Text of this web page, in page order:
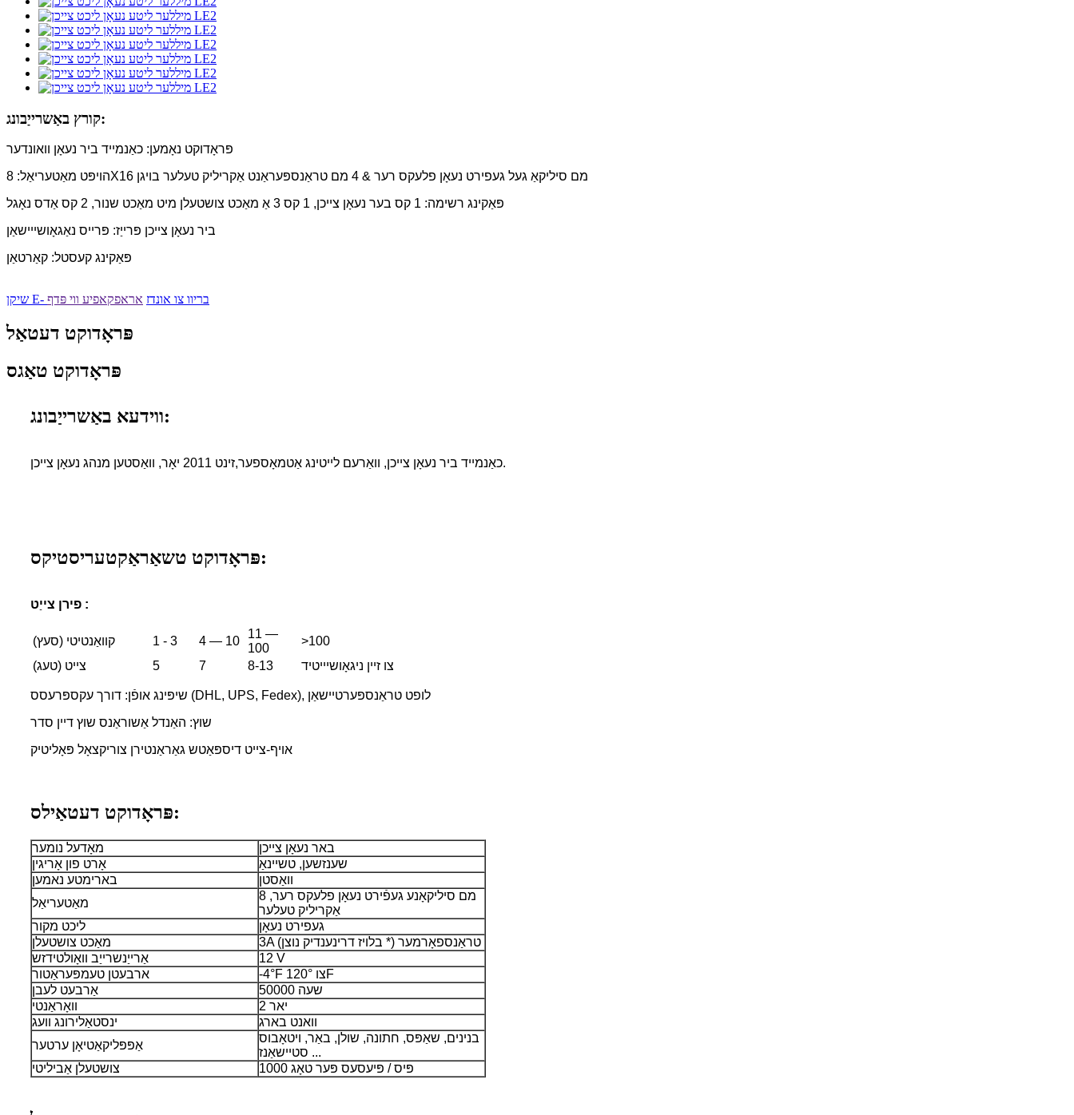
קורץ באַשרייַבונג:
פּראָדוקט נאָמען: כאַנמייד ביר נעאָן וואונדער
הויפּט מאַטעריאַל: 8X16 מם סיליקאַ געל געפירט נעאָן פלעקס רער & 4 מם טראַנספּעראַנט אַקריליק טעלער בויגן
פּאַקינג רשימה: 1 קס בער נעאָן צייכן, 1 קס 3 אַ מאַכט צושטעלן מיט מאַכט שנור, 2 קס אַדס נאָגל
ביר נעאָן צייכן פּרייַז: פּרייס נאַגאָושייישאַן
פּאַקינג קעסטל: קאַרטאַן
שיקן E- בריוו צו אונדז אראפקאפיע ווי פּדף
פּראָדוקט דעטאַל
פּראָדוקט טאַגס
ווידעא באַשרייַבונג:
כאַנמייד ביר נעאָן צייכן, וואַרעם לייטינג אַטמאָספער,זינט 2011 יאָר, וואַסטען מנהג נעאָן צייכן.
פּראָדוקט טשאַראַקטעריסטיקס:
פירן צייַט :
קוואַנטיטי (סעץ) 1 - 3 4 — 10
11 —
100
>100
צייט (טעג)
5 7 8-13 צו זיין ניגאָושיייטיד
שיפּינג אופֿן: דורך עקספּרעסס (DHL, UPS, Fedex), לופט טראַנספּערטיישאַן
שוץ: האַנדל אַשוראַנס שוץ דיין סדר
אויף-צייט דיספּאַטש גאַראַנטירן צוריקצאָל פּאָליטיק
פּראָדוקט דעטאַילס:
מאָדעל נומער
באר נעאָן צייכן
אָרט פון אָריגין
שענזשען, טשיינאַ
בארימטע נאמען
וואַסטן
מאַטעריאַל
8 מם סיליקאָנע געפֿירט נעאָן פלעקס רער,
אַקריליק טעלער
ליכט מקור
געפירט נעאָן
מאַכט צושטעלן
3A טראַנספאָרמער (* בלויז דרינענדיק נוצן)
אַרייַנשרייַב וואָולטידזש
12 V
ארבעטן טעמפּעראַטור
-4°F צו 120°F
אַרבעט לעבן
50000 שעה
וואָראַנטי
2 יאר
ינסטאַלירונג וועג
וואנט בארג
אַפּפּליקאַטיאָן ערטער
בנינים, שאַפּס, חתונה, שולן, באַר, ויטאָבוס
סטיישאַנז ...
צושטעלן אַביליטי
1000 פּיס / פּיעסעס פּער טאָג